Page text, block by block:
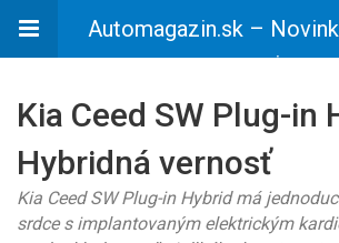
Automagazin.sk –
recenzie
Kia Ceed SW Plug-in
Hybridná vernosť
Kia Ceed SW Plug-in Hybrid má
srdce s implantovaným elektrickým